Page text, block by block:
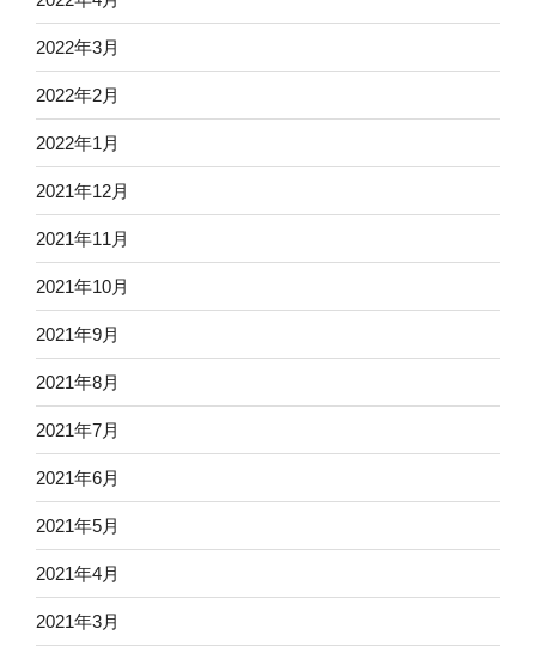
2022年3月
2022年2月
2022年1月
2021年12月
2021年11月
2021年10月
2021年9月
2021年8月
2021年7月
2021年6月
2021年5月
2021年4月
2021年3月